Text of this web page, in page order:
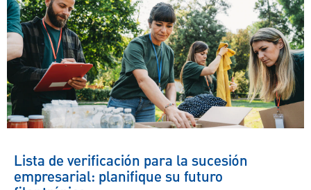
Lista de verificación para la sucesión
empresarial: planifique su futuro